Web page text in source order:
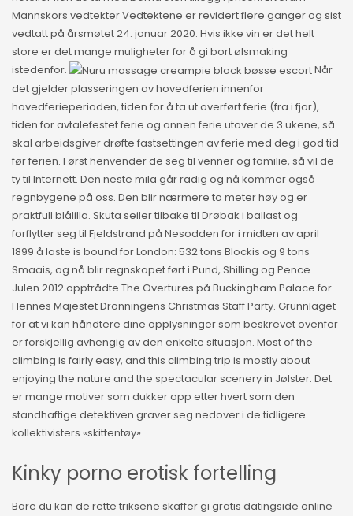
Mannskors vedtekter Vedtektene er revidert flere ganger og sist
vedtatt på årsmøtet 24. januar 2020. Hvis ikke vin er det helt
store er det mange muligheter for å gi bort ølsmaking
istedenfor.
Når
det gjelder plasseringen av hovedferien innenfor
hovedferieperioden, tiden for å ta ut overført ferie (fra i fjor),
tiden for avtalefestet ferie og annen ferie utover de 3 ukene, så
skal arbeidsgiver drøfte fastsettingen av ferie med deg i god tid
før ferien. Først henvender de seg til venner og familie, så vil de
ty til Internett. Den neste mila går radig og nå kommer også
regnbygene på oss. Den blir nærmere to meter høy og er
praktfull blålilla. Skuta seiler tilbake til Drøbak i ballast og
forflytter seg til Fjeldstrand på Nesodden for i midten av april
1899 å laste is bound for London: 532 tons Blockis og 9 tons
Smaais, og nå blir regnskapet ført i Pund, Shilling og Pence.
Julen 2012 opptrådte The Overtures på Buckingham Palace for
Hennes Majestet Dronningens Christmas Staff Party. Grunnlaget
for at vi kan håndtere dine opplysninger som beskrevet ovenfor
er forskjellig avhengig av den enkelte situasjon. Most of the
climbing is fairly easy, and this climbing trip is mostly about
enjoying the nature and the spectacular scenery in Jølster. Det
er mange motiver som dukker opp etter hvert som den
standhaftige detektiven graver seg nedover i de tidligere
kollektivisters «skittentøy».
Kinky porno erotisk fortelling
Bare du kan de rette triksene skaffer gi gratis datingside online